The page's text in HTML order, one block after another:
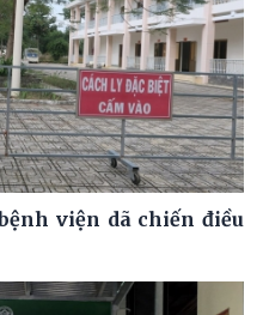
viện dã chiến điều